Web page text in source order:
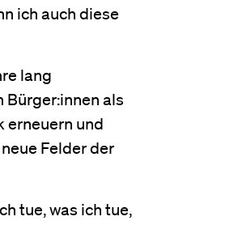
ich auch diese
lang
als
erneuern und
Felder der
tue, was ich tue,